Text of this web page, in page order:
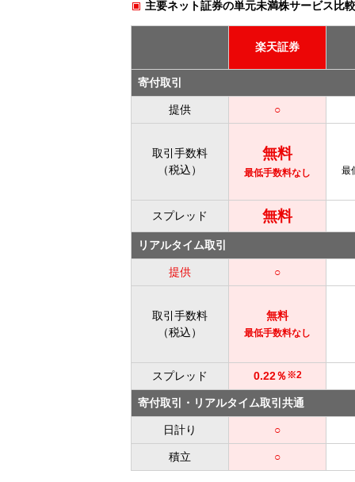
主要ネット証券の単元未満株サービス比較
楽天証券
寄付取引
提供 ○
取引手数料
（税込）
無料
最低手数料なし 最
スプレッド 無料
リアルタイム取引
提供 ○
取引手数料
（税込）
無料
最低手数料なし
スプレッド 0.22％※2
寄付取引・リアルタイム取引共通
日計り ○
積立 ○